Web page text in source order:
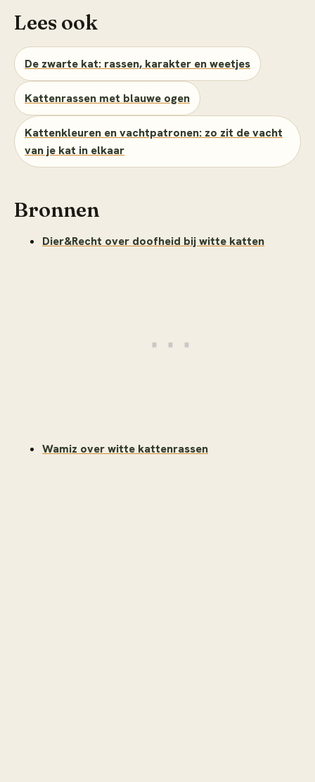
Lees ook
De zwarte kat: rassen, karakter en weetjes
Kattenrassen met blauwe ogen
Kattenkleuren en vachtpatronen: zo zit de vacht
van je kat in elkaar
Bronnen
Dier&Recht over doofheid bij witte katten
Wamiz over witte kattenrassen